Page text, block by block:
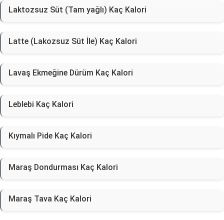
Laktozsuz Süt (Tam yağlı) Kaç Kalori
Latte (Lakozsuz Süt İle) Kaç Kalori
Lavaş Ekmeğine Dürüm Kaç Kalori
Leblebi Kaç Kalori
Kıymalı Pide Kaç Kalori
Maraş Dondurması Kaç Kalori
Maraş Tava Kaç Kalori